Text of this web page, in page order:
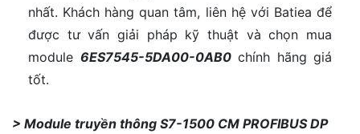
nhất. Khách hàng quan tâm, liên hệ với Batiea để
được tư vấn giải pháp kỹ thuật và chọn mua
module 6ES7545-5DA00-0AB0chính hãng giá
tốt.
> Module truyền thông S7-1500 CM PROFIBUS DP